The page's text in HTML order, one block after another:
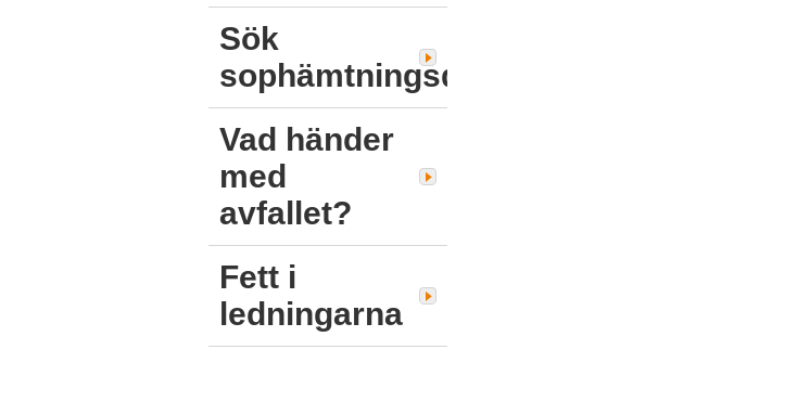
Sök
sophämtningsdag
Vad händer
med
avfallet?
Fett i
ledningarna